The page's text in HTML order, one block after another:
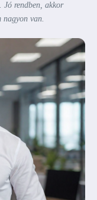
Jó rendben, akkor
nagyon van.